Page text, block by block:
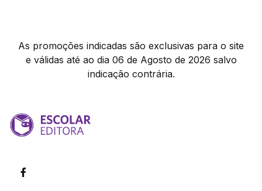
As promoções indicadas são exclusivas para o site
e válidas até ao dia 06 de Agosto de 2026 salvo
indicação contrária.